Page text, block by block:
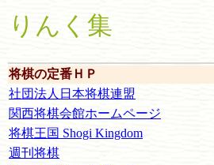
りんく集
将棋の定番ＨＰ
社団法人日本将棋連盟
関西将棋会館ホームページ
将棋王国 Shogi Kingdom
週刊将棋